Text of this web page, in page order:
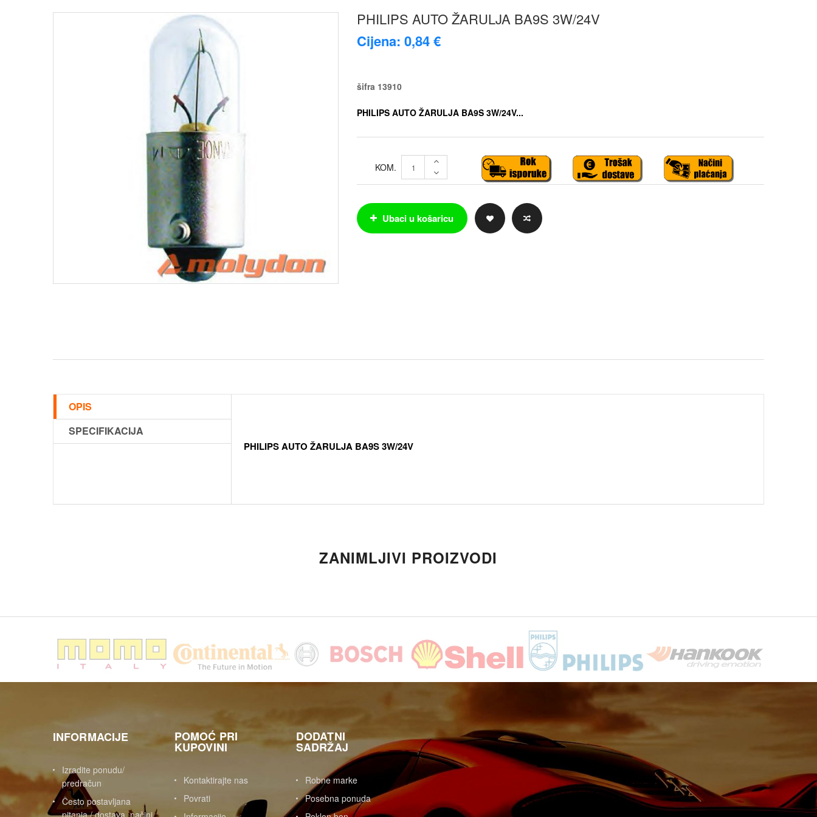
PHILIPS AUTO ŽARULJA BA9S 3W/24V
Cijena: 0,84 €
šifra 13910
PHILIPS AUTO ŽARULJA BA9S 3W/24V...
KOM.
OPIS
SPECIFIKACIJA
PHILIPS AUTO ŽARULJA BA9S 3W/24V
ZANIMLJIVI PROIZVODI
INFORMACIJE
Izradite ponudu/
predračun
Često postavljana
pitanja / dostava, načini
POMOĆ PRI
KUPOVINI
Kontaktirajte nas
Povrati
DODATNI
SADRŽAJ
Robne marke
Posebna ponuda